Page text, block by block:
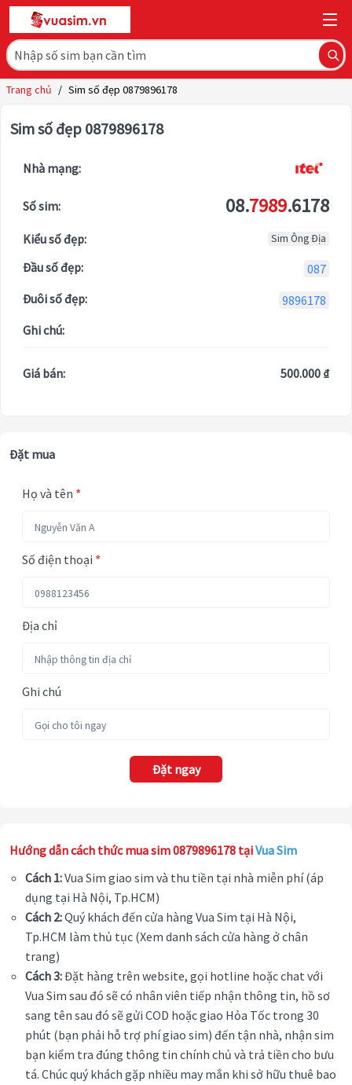
Trang chủ / Sim số đẹp 0879896178
Sim số đẹp 0879896178
Nhà mạng:
Số sim: 08.7989.6178
Kiểu số đẹp: Sim Ông Địa
Đầu số đẹp:
087
Đuôi số đẹp:
9896178
Ghi chú:
Giá bán: 500.000 ₫
Đặt mua
Họ và tên *
Số điện thoại *
Địa chỉ
Ghi chú
Đặt ngay
Hướng dẫn cách thức mua sim 0879896178 tạiVua Sim
Cách 1:Vua Sim giao sim và thu tiền tại nhà miễn phí (áp
dụng tại Hà Nội, Tp.HCM)
Cách 2:Quý khách đến cửa hàng Vua Sim tại Hà Nội,
Tp.HCM làm thủ tục (Xem danh sách cửa hàng ở chân
trang)
Cách 3:Đặt hàng trên website, gọi hotline hoặc chat với
Vua Sim sau đó sẽ có nhân viên tiếp nhận thông tin, hồ sơ
sang tên sau đó sẽ gửi COD hoặc giao Hỏa Tốc trong 30
phút (bạn phải hỗ trợ phí giao sim) đến tận nhà, nhận sim
bạn kiểm tra đúng thông tin chính chủ và trả tiền cho bưu
tá. Chúc quý khách gặp nhiều may mắn khi sở hữu thuê bao